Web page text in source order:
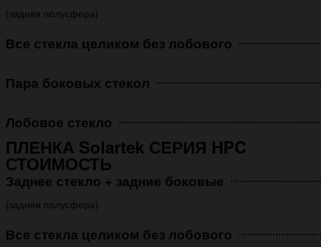
(задняя полусфера)
Все стекла целиком без лобового
Пара боковых стекол
Лобовое стекло
ПЛЕНКА Solartek СЕРИЯ HPC
СТОИМОСТЬ
Заднее стекло + задние боковые
(задняя полусфера)
Все стекла целиком без лобового